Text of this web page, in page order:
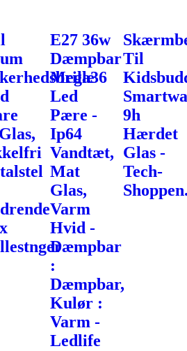
E27 36w
Dæmpbar
Mega36
Led
Pære -
Ip64
Vandtæt,
Mat
Glas,
Varm
Hvid -
Dæmpbar
:
Dæmpbar,
Kulør :
Varm -
Ledlife
Til
9h
Hærdet
Glas -
Tech-